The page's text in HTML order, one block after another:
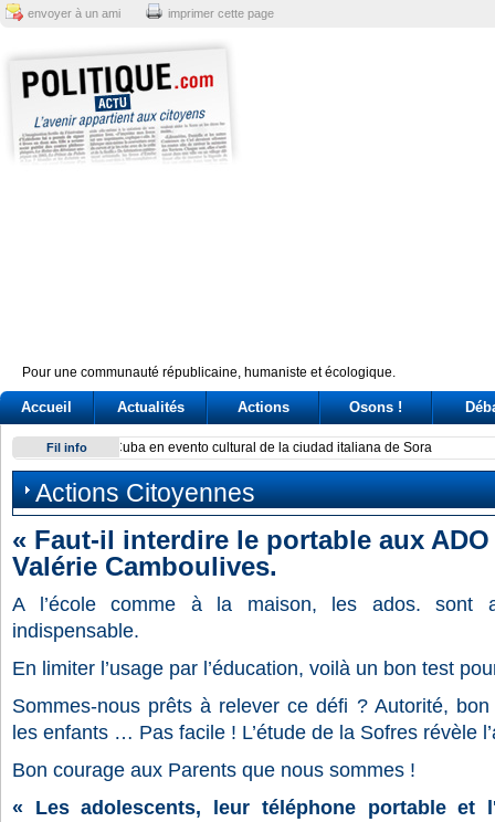
envoyer à un ami imprimer cette page
Pour une communauté républicaine, humaniste et écologique.
Accueil Actualités Actions Osons !
Fil info Fidan afirma que mayor temor de Israel es aislamiento
Actions Citoyennes
« Faut-il interdire le portable aux
Valérie Camboulives.
A l’école comme à la maison, les ados. sont
indispensable.
En limiter l’usage par l’éducation, voilà un bon test
Sommes-nous prêts à relever ce défi ? Autorité,
les enfants … Pas facile ! L’étude de la Sofres révèle
Bon courage aux Parents que nous sommes !
« Les adolescents, leur téléphone portable et